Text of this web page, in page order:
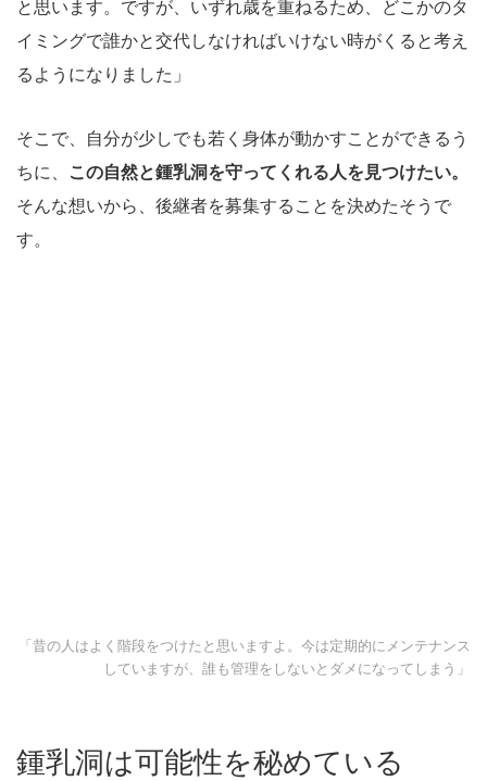
と思います。ですが、いずれ歳を重ねるため、どこかのタ
イミングで誰かと交代しなければいけない時がくると考え
るようになりました」
そこで、自分が少しでも若く身体が動かすことができるう
ちに、
この自然と鍾乳洞を守ってくれる人を見つけたい。
そんな想いから、後継者を募集することを決めたそうで
す。
「昔の人はよく階段をつけたと思いますよ。今は定期的にメンテナンス
していますが、誰も管理をしないとダメになってしまう」
鍾乳洞は可能性を秘めている